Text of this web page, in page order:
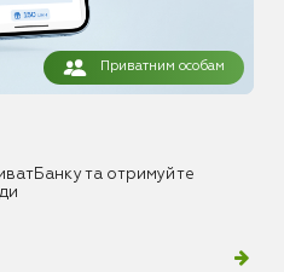
Приватним особам
та отримуйте